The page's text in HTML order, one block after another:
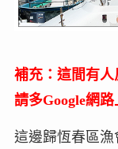
補充：這間有人
請多Google網
這邊歸恆春區漁